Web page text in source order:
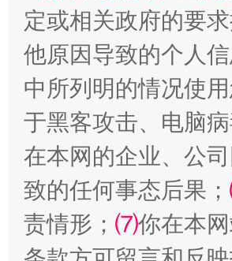
全民健身五年计划来了！等你上场
阿坝州三大球赛在茂县开幕
定或相关政府的要
他原因导致的个人信
中所列明的情况使
于黑客攻击、电脑
在本网的企业、公
致的任何事态后果；
责情形； ⑺你在本